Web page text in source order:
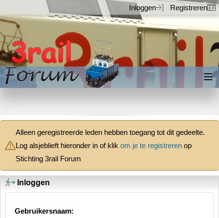
Inloggen
Registreren
Inloggen
Alleen geregistreerde leden hebben toegang tot dit gedeelte.
Log alsjeblieft hieronder in of klik om je te registreren op
Stichting 3rail Forum
Inloggen
Gebruikersnaam: